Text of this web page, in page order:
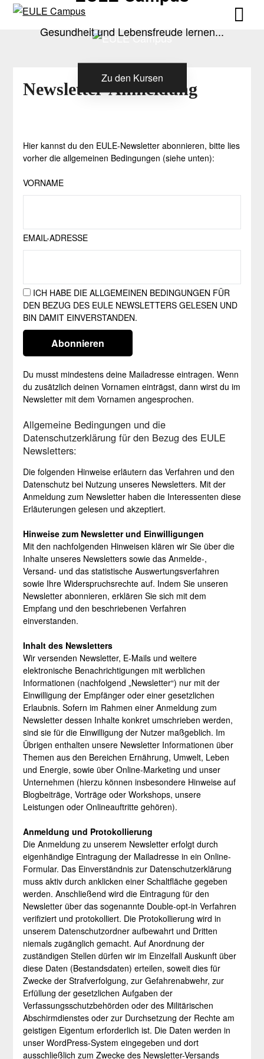
Skip
Skip
Gesundheit und Lebensfreude lernen...
Zu den Kursen
Newsletter-Anmeldung
Hier kannst du den EULE-Newsletter abonnieren, bitte lies
vorher die allgemeinen Bedingungen (siehe unten):
VORNAME
EMAIL-ADRESSE
ICH HABE DIE ALLGEMEINEN BEDINGUNGEN FÜR
DEN BEZUG DES EULE NEWSLETTERS GELESEN UND
BIN DAMIT EINVERSTANDEN.
Du musst mindestens deine Mailadresse eintragen. Wenn
du zusätzlich deinen Vornamen einträgst, dann wirst du im
Newsletter mit dem Vornamen angesprochen.
Allgemeine Bedingungen und die
Datenschutzerklärung für den Bezug des EULE
Newsletters:
Die folgenden Hinweise erläutern das Verfahren und den
Datenschutz bei Nutzung unseres Newsletters. Mit der
Anmeldung zum Newsletter haben die Interessenten diese
Erläuterungen gelesen und akzeptiert.
Hinweise zum Newsletter und Einwilligungen
Mit den nachfolgenden Hinweisen klären wir Sie über die
Inhalte unseres Newsletters sowie das Anmelde-,
Versand- und das statistische Auswertungsverfahren
sowie Ihre Widerspruchsrechte auf. Indem Sie unseren
Newsletter abonnieren, erklären Sie sich mit dem
Empfang und den beschriebenen Verfahren
einverstanden.
Inhalt des Newsletters
Wir versenden Newsletter, E-Mails und weitere
elektronische Benachrichtigungen mit werblichen
Informationen (nachfolgend „Newsletter“) nur mit der
Einwilligung der Empfänger oder einer gesetzlichen
Erlaubnis. Sofern im Rahmen einer Anmeldung zum
Newsletter dessen Inhalte konkret umschrieben werden,
sind sie für die Einwilligung der Nutzer maßgeblich. Im
Übrigen enthalten unsere Newsletter Informationen über
Themen aus den Bereichen Ernährung, Umwelt, Leben
und Energie, sowie über Online-Marketing und unser
Unternehmen (hierzu können insbesondere Hinweise auf
Blogbeiträge, Vorträge oder Workshops, unsere
Leistungen oder Onlineauftritte gehören).
Anmeldung und Protokollierung
Die Anmeldung zu unserem Newsletter erfolgt durch
eigenhändige Eintragung der Mailadresse in ein Online-
Formular. Das Einverständnis zur Datenschutzerklärung
muss aktiv durch anklicken einer Schaltfläche gegeben
werden. Anschließend wird die Eintragung für den
Newsletter über das sogenannte Double-opt-in Verfahren
verifiziert und protokolliert. Die Protokollierung wird in
unserem Datenschutzordner aufbewahrt und Dritten
niemals zugänglich gemacht. Auf Anordnung der
zuständigen Stellen dürfen wir im Einzelfall Auskunft über
diese Daten (Bestandsdaten) erteilen, soweit dies für
Zwecke der Strafverfolgung, zur Gefahrenabwehr, zur
Erfüllung der gesetzlichen Aufgaben der
Verfassungsschutzbehörden oder des Militärischen
Abschirmdienstes oder zur Durchsetzung der Rechte am
geistigen Eigentum erforderlich ist. Die Daten werden in
unser WordPress-System eingegeben und dort
ausschließlich zum Zwecke des Newsletter-Versands